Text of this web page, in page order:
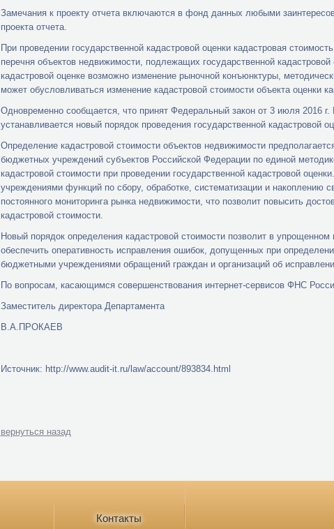
Замечания к проекту отчета включаются в фонд данных любыми
проекта отчета.
При проведении государственной кадастровой оценки кадастровая
перечня объектов недвижимости, подлежащих государственной
кадастровой оценке возможно изменение рыночной конъюнктуры,
может обусловливаться изменение кадастровой стоимости объекта оценки
Одновременно сообщается, что принят Федеральный закон от 3 июля 2016
устанавливается новый порядок проведения государственной кадастровой
Определение кадастровой стоимости объектов недвижимости
бюджетных учреждений субъектов Российской Федерации по единой
кадастровой стоимости при проведении государственной кадастровой
учреждениями функций по сбору, обработке, систематизации и накоплению
постоянного мониторинга рынка недвижимости, что позволит повысить
кадастровой стоимости.
Новый порядок определения кадастровой стоимости позволит в упрощенном
обеспечить оперативность исправления ошибок, допущенных при
бюджетными учреждениями обращений граждан и организаций об
По вопросам, касающимся совершенствования интернет-сервисов ФНС
Заместитель директора Департамента
В.А.ПРОКАЕВ
Источник: http://www.audit-it.ru/law/account/893834.html
вернуться назад
Контакты